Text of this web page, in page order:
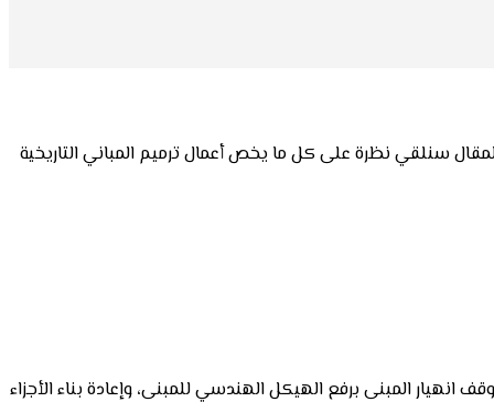
سنلقي نظرة على كل ما يخص أعمال ترميم المباني التاريخية
المبنى برفع الهيكل الهندسي للمبنى، وإعادة بناء الأجزاء